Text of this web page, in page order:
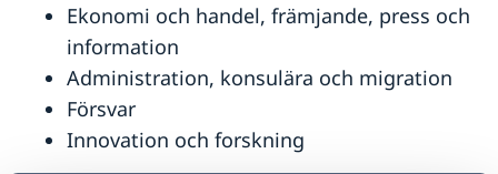
Ekonomi och handel, främjande, press och
information
Administration, konsulära och migration
Försvar
Innovation och forskning